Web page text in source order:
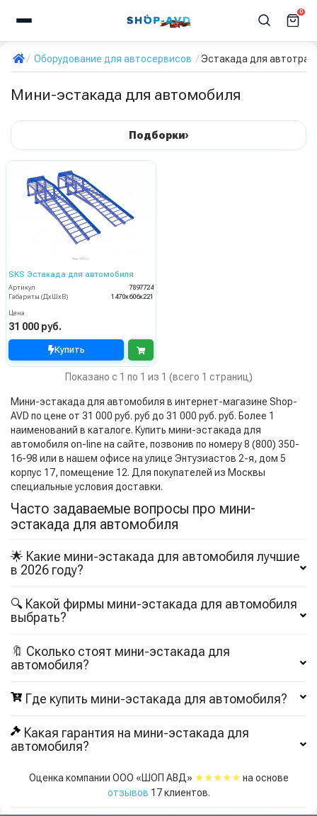
0
Оборудование для автосервисов Эстакада для
Мини-эстакада для автомобиля
Подборки›
SKS Эстакада для автомобиля
Артикул
7897724
Габариты (ДхШхВ)
1470х606х221
Цена
31 000 руб.
Купить
Показано с 1 по 1 из 1 (всего 1 страниц)
Мини-эстакада для автомобиля в интернет-магазине Shop-
AVD по цене от 31 000 руб. руб до 31 000 руб. руб. Более 1
наименований в каталоге. Купить мини-эстакада для
автомобиля on-line на сайте, позвонив по номеру 8 (800) 350-
16-98 или в нашем офисе на улице Энтузиастов 2-я, дом 5
корпус 17, помещение 12. Для покупателей из Москвы
специальные условия доставки.
Часто задаваемые вопросы про мини-
эстакада для автомобиля
🌟 Какие мини-эстакада для автомобиля лучшие
в 2026 году?
🔍 Какой фирмы мини-эстакада для автомобиля
выбрать?
🔖 Сколько стоят мини-эстакада для
автомобиля?
Где купить мини-эстакада для автомобиля?
Какая гарантия на мини-эстакада для
автомобиля?
Оценка компании ООО «ШОП АВД» ★★★★★ на основе
отзывов 17клиентов.